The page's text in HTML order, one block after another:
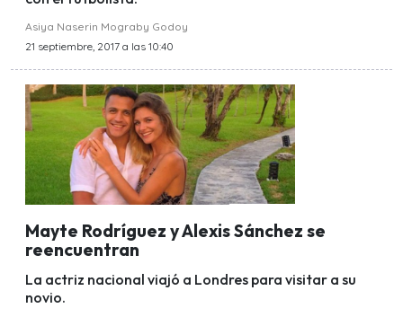
Asiya Naserin Mograby Godoy
21 septiembre, 2017 a las 10:40
Mayte Rodríguez y Alexis Sánchez se
reencuentran
La actriz nacional viajó a Londres para visitar a su
novio.